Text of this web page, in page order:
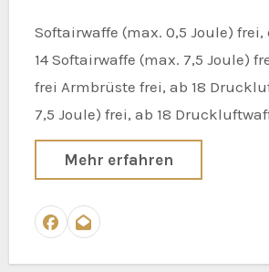
Softairwaffe (max. 0,5 Joule) frei, empfohlen ab
14 Softairwaffe (max. 7,5 Joule)
frei Armbrüste frei, ab 18
7,5 Joule) frei, ab 18
Mehr erfahren